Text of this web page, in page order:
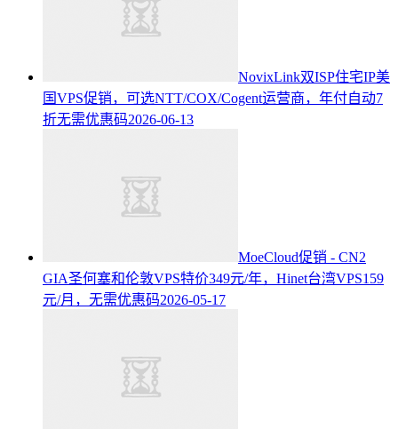
NovixLink双ISP住宅IP美
国VPS促销，可选NTT/COX/Cogent运营商，年付自动7
折无需优惠码2026-06-13
MoeCloud促销 - CN2
GIA圣何塞和伦敦VPS特价349元/年，Hinet台湾VPS159
元/月，无需优惠码2026-05-17